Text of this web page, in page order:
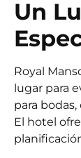
Un
Royal
lugar para
para
El hotel